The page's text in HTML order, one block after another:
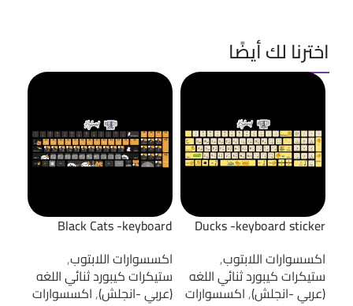
اخترنا لك أيضًا
Ducks -keyboard sticker
اكسسوارات اللابتوب,
ستيكرات كيبورد ثنائي اللغه
(عربي -انجلش),اكسسوارات
Black Cats -keyboard
اكسسوارات اللابتوب,
ستيكرات كيبورد ثنائي اللغه
(عربي -انجلش),اكسسوارات